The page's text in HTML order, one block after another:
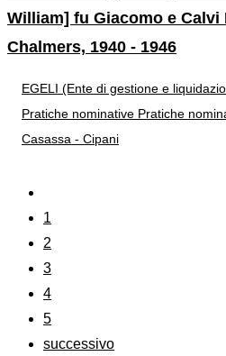
William] fu Giacomo e Calvi
Chalmers, 1940 - 1946
EGELI (Ente di gestione e
Pratiche nominative Pratiche
Casassa - Cipani
1
2
3
4
5
successivo